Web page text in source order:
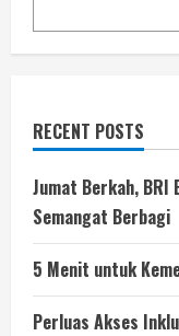
RECENT POSTS
Jumat Berkah, BRI
Semangat Berbagi
5 Menit untuk
Perluas Akses